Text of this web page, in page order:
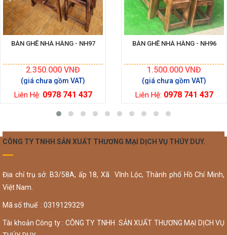
BÀN GHẾ NHÀ HÀNG - NH97
2.350.000 VNĐ
Liên Hệ: 0978 741 437
BÀN GHẾ NHÀ HÀNG - NH96
1.500.000 VNĐ
Liên Hệ: 0978 741 437
CÔNG TY TNHH SẢN XUẤT THƯƠNG MẠI DỊCH VỤ THÚY DUY.
Địa chỉ trụ sở: B3/58A, ấp 18, Xã Vĩnh Lộc, Thành phố Hồ Chí Minh,
Việt Nam.
Mã số thuế : 0319129329
Tài khoản Công ty : CÔNG TY TNHH SẢN XUẤT THƯƠNG MẠI DỊCH VỤ